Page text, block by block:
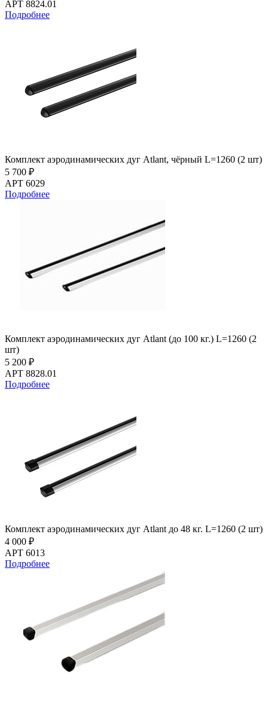
АРТ 8824.01
Подробнее
Комплект аэродинамических дуг Atlant, чёрный L=1260 (2 шт)
5 700 ₽
АРТ 6029
Подробнее
Комплект аэродинамических дуг Atlant (до 100 кг.) L=1260 (2
шт)
5 200 ₽
АРТ 8828.01
Подробнее
Комплект аэродинамических дуг Atlant до 48 кг. L=1260 (2 шт)
4 000 ₽
АРТ 6013
Подробнее